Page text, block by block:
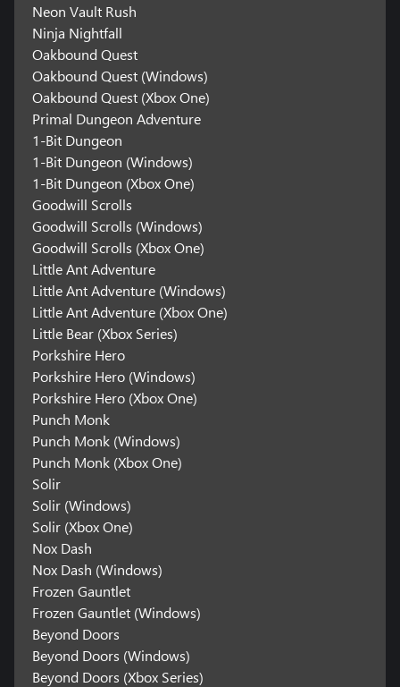
Neon Vault Rush
Ninja Nightfall
Oakbound Quest
Oakbound Quest (Windows)
Oakbound Quest (Xbox One)
Primal Dungeon Adventure
1-Bit Dungeon
1-Bit Dungeon (Windows)
1-Bit Dungeon (Xbox One)
Goodwill Scrolls
Goodwill Scrolls (Windows)
Goodwill Scrolls (Xbox One)
Little Ant Adventure
Little Ant Adventure (Windows)
Little Ant Adventure (Xbox One)
Little Bear (Xbox Series)
Porkshire Hero
Porkshire Hero (Windows)
Porkshire Hero (Xbox One)
Punch Monk
Punch Monk (Windows)
Punch Monk (Xbox One)
Solir
Solir (Windows)
Solir (Xbox One)
Nox Dash
Nox Dash (Windows)
Frozen Gauntlet
Frozen Gauntlet (Windows)
Beyond Doors
Beyond Doors (Windows)
Beyond Doors (Xbox Series)